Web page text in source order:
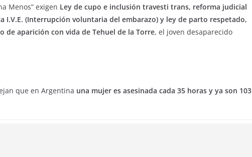
Menos” exigen Ley de cupo e inclusión travesti trans, reforma judicial
I.V.E. (Interrupción voluntaria del embarazo) y ley de parto respetado,
de aparición con vida de Tehuel de la Torre, el joven desaparecido
que en Argentina una mujer es asesinada cada 35 horas y ya son 103